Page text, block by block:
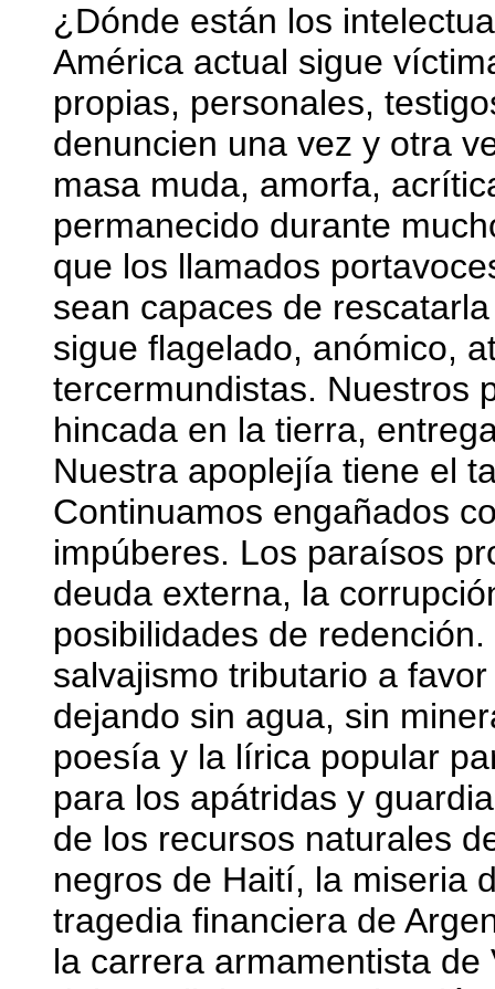
¿Dónde están los
América actual sigue
propias, personales,
denuncien una vez y otra
masa muda, amorfa,
permanecido durante
que los llamados
sean capaces de
sigue flagelado, anómico,
tercermundistas. Nuestros
hincada en la tierra,
Nuestra apoplejía tiene el
Continuamos engañados
impúberes. Los paraísos
deuda externa, la
posibilidades de
salvajismo tributario a
dejando sin agua, sin
poesía y la lírica popular
para los apátridas y
de los recursos naturales
negros de Haití, la miseria
tragedia financiera de
la carrera armamentista